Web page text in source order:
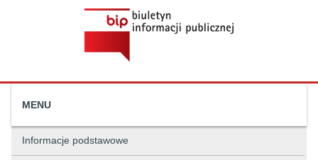
MENU
Informacje podstawowe